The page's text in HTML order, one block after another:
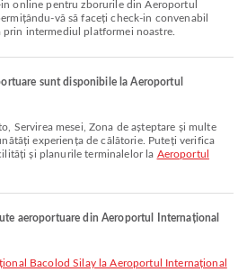
vă să faceți check-in convenabil
intermediul platformei noastre.
sunt disponibile la Aeroportul
experiența de călătorie. Puteți verifica
și planurile terminalelor la Aeroportul
aeroportuare din Aeroportul Internațional